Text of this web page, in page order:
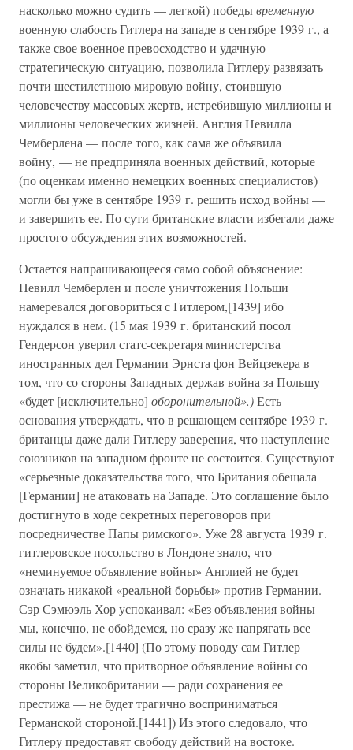
насколько можно судить — легкой) победывременную
военную слабость Гитлера на западе в сентябре 1939 г., а
также свое военное превосходство и удачную
стратегическую ситуацию, позволила Гитлеру развязать
почти шестилетнюю мировую войну, стоившую
человечеству массовых жертв, истребившую миллионы и
миллионы человеческих жизней. Англия Невилла
Чемберлена — после того, как сама же объявила
войну, — не предприняла военных действий, которые
(по оценкам именно немецких военных специалистов)
могли бы уже в сентябре 1939 г. решить исход войны —
и завершить ее. По сути британские власти избегали даже
простого обсуждения этих возможностей.
Остается напрашивающееся само собой объяснение:
Невилл Чемберлен и после уничтожения Польши
намеревался договориться с Гитлером,[1439] ибо
нуждался в нем. (15 мая 1939 г. британский посол
Гендерсон уверил статс-секретаря министерства
иностранных дел Германии Эрнста фон Вейцзекера в
том, что со стороны Западных держав война за Польшу
«будет [исключительно] оборонительной».)Есть
основания утверждать, что в решающем сентябре 1939 г.
британцы даже дали Гитлеру заверения, что наступление
союзников на западном фронте не состоится. Существуют
«серьезные доказательства того, что Британия обещала
[Германии] не атаковать на Западе. Это соглашение было
достигнуто в ходе секретных переговоров при
посредничестве Папы римского». Уже 28 августа 1939 г.
гитлеровское посольство в Лондоне знало, что
«неминуемое объявление войны» Англией не будет
означать никакой «реальной борьбы» против Германии.
Сэр Сэмюэль Хор успокаивал: «Без объявления войны
мы, конечно, не обойдемся, но сразу же напрягать все
силы не будем».[1440] (По этому поводу сам Гитлер
якобы заметил, что притворное объявление войны со
стороны Великобритании — ради сохранения ее
престижа — не будет трагично восприниматься
Германской стороной.[1441]) Из этого следовало, что
Гитлеру предоставят свободу действий на востоке.